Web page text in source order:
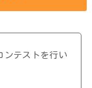
ンテストを行い